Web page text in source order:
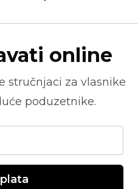
online
stručnjaci za vlasnike
poduzetnike.